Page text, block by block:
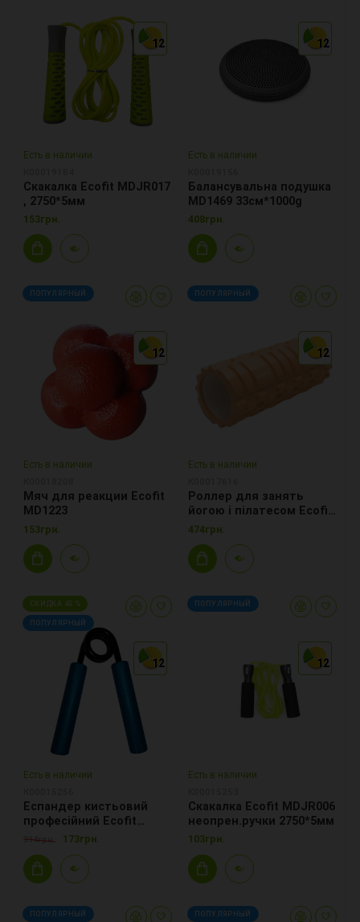
12
12
12
Есть в наличии
Скакалка Ecofit MDJR017
, 2750*5мм
153грн.
12
12
12
Есть в наличии
Балансувальна подушка
MD1469 33см*1000g
408грн.
12
12
12
ПОПУЛЯРНЫЙ
Есть в наличии
Мяч для реакции Ecofit
MD1223
153грн.
12
12
12
ПОПУЛЯРНЫЙ
Есть в наличии
Роллер для занять
йогою і пілатесом Ecofit
MDF001 33*14см
помаранчевий
474грн.
12
12
12
СКИДКА 45 %
ПОПУЛЯРНЫЙ
Есть в наличии
Еспандер кистьовий
професійний Ecofit
MD1140 нагрузка
314грн. 173грн.
12
12
12
ПОПУЛЯРНЫЙ
Есть в наличии
Скакалка Ecofit MDJR006
неопрен.ручки 2750*5мм
103грн.
ПОПУЛЯРНЫЙ ПОПУЛЯРНЫЙ